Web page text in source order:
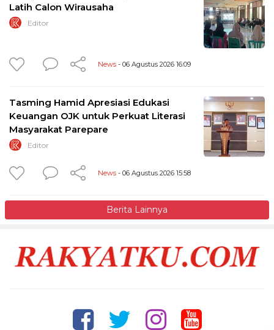
Latih Calon Wirausaha
Editor
News - 06 Agustus 2026 16:09
Tasming Hamid Apresiasi Edukasi
Keuangan OJK untuk Perkuat Literasi
Masyarakat Parepare
Editor
News - 06 Agustus 2026 15:58
Berita Lainnya